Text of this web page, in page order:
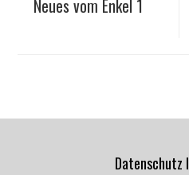
Neues vom Enkel 1
Datenschutz